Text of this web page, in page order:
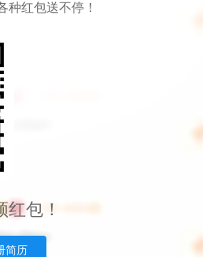
种红包送不停！
包！
简历